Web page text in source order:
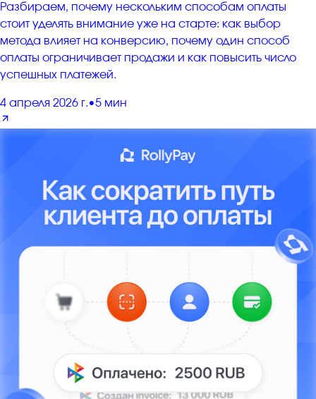
Разбираем, почему нескольким способам оплаты
стоит уделять внимание уже на старте: как выбор
метода влияет на конверсию, почему один способ
оплаты ограничивает продажи и как повысить число
успешных платежей.
4 апреля 2026 г.•5 мин